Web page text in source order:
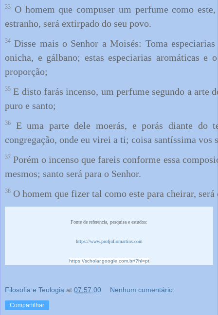
33
O homem que compuser um perfume como
estranho, será extirpado do seu povo.
34 Disse mais o Senhor a Moisés: Toma especiarias
onicha, e gálbano; estas especiarias aromáticas e
proporção;
35 E disto farás incenso, um perfume segundo a arte
puro e santo;
36
E uma parte dele moerás, e porás diante do
congregação, onde eu virei a ti; coisa santíssima vos
37 Porém o incenso que fareis conforme essa
mesmos; santo será para o Senhor.
38 O homem que fizer tal como este para cheirar,
Fonte de referência, pesquisa e estudos:
https://www.profjuliomartins.com
https://scholar.google.com.br/?hl=pt
Filosofia e Teologia at 07:57:00 Nenhum comentário:
Compartilhar